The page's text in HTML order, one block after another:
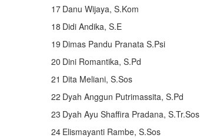
17 Danu Wijaya, S.Kom
18 Didi Andika, S.E
19 Dimas Pandu Pranata S.Psi
20 Dini Romantika, S.Pd
21 Dita Meliani, S.Sos
22 Dyah Anggun Putrimassita, S.Pd
23 Dyah Ayu Shaffira Pradana, S.Tr.Sos
24 Elismayanti Rambe, S.Sos